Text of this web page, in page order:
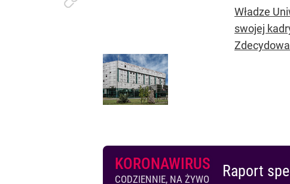
Władze
swojej
KORONAWIRUS
CODZIENNIE, NA ŻYWO Raport